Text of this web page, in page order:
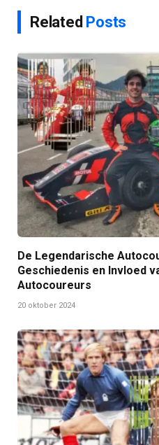
Related Posts
De Legendarische
Geschiedenis en Invloed
Autocoureurs
20 oktober 2024